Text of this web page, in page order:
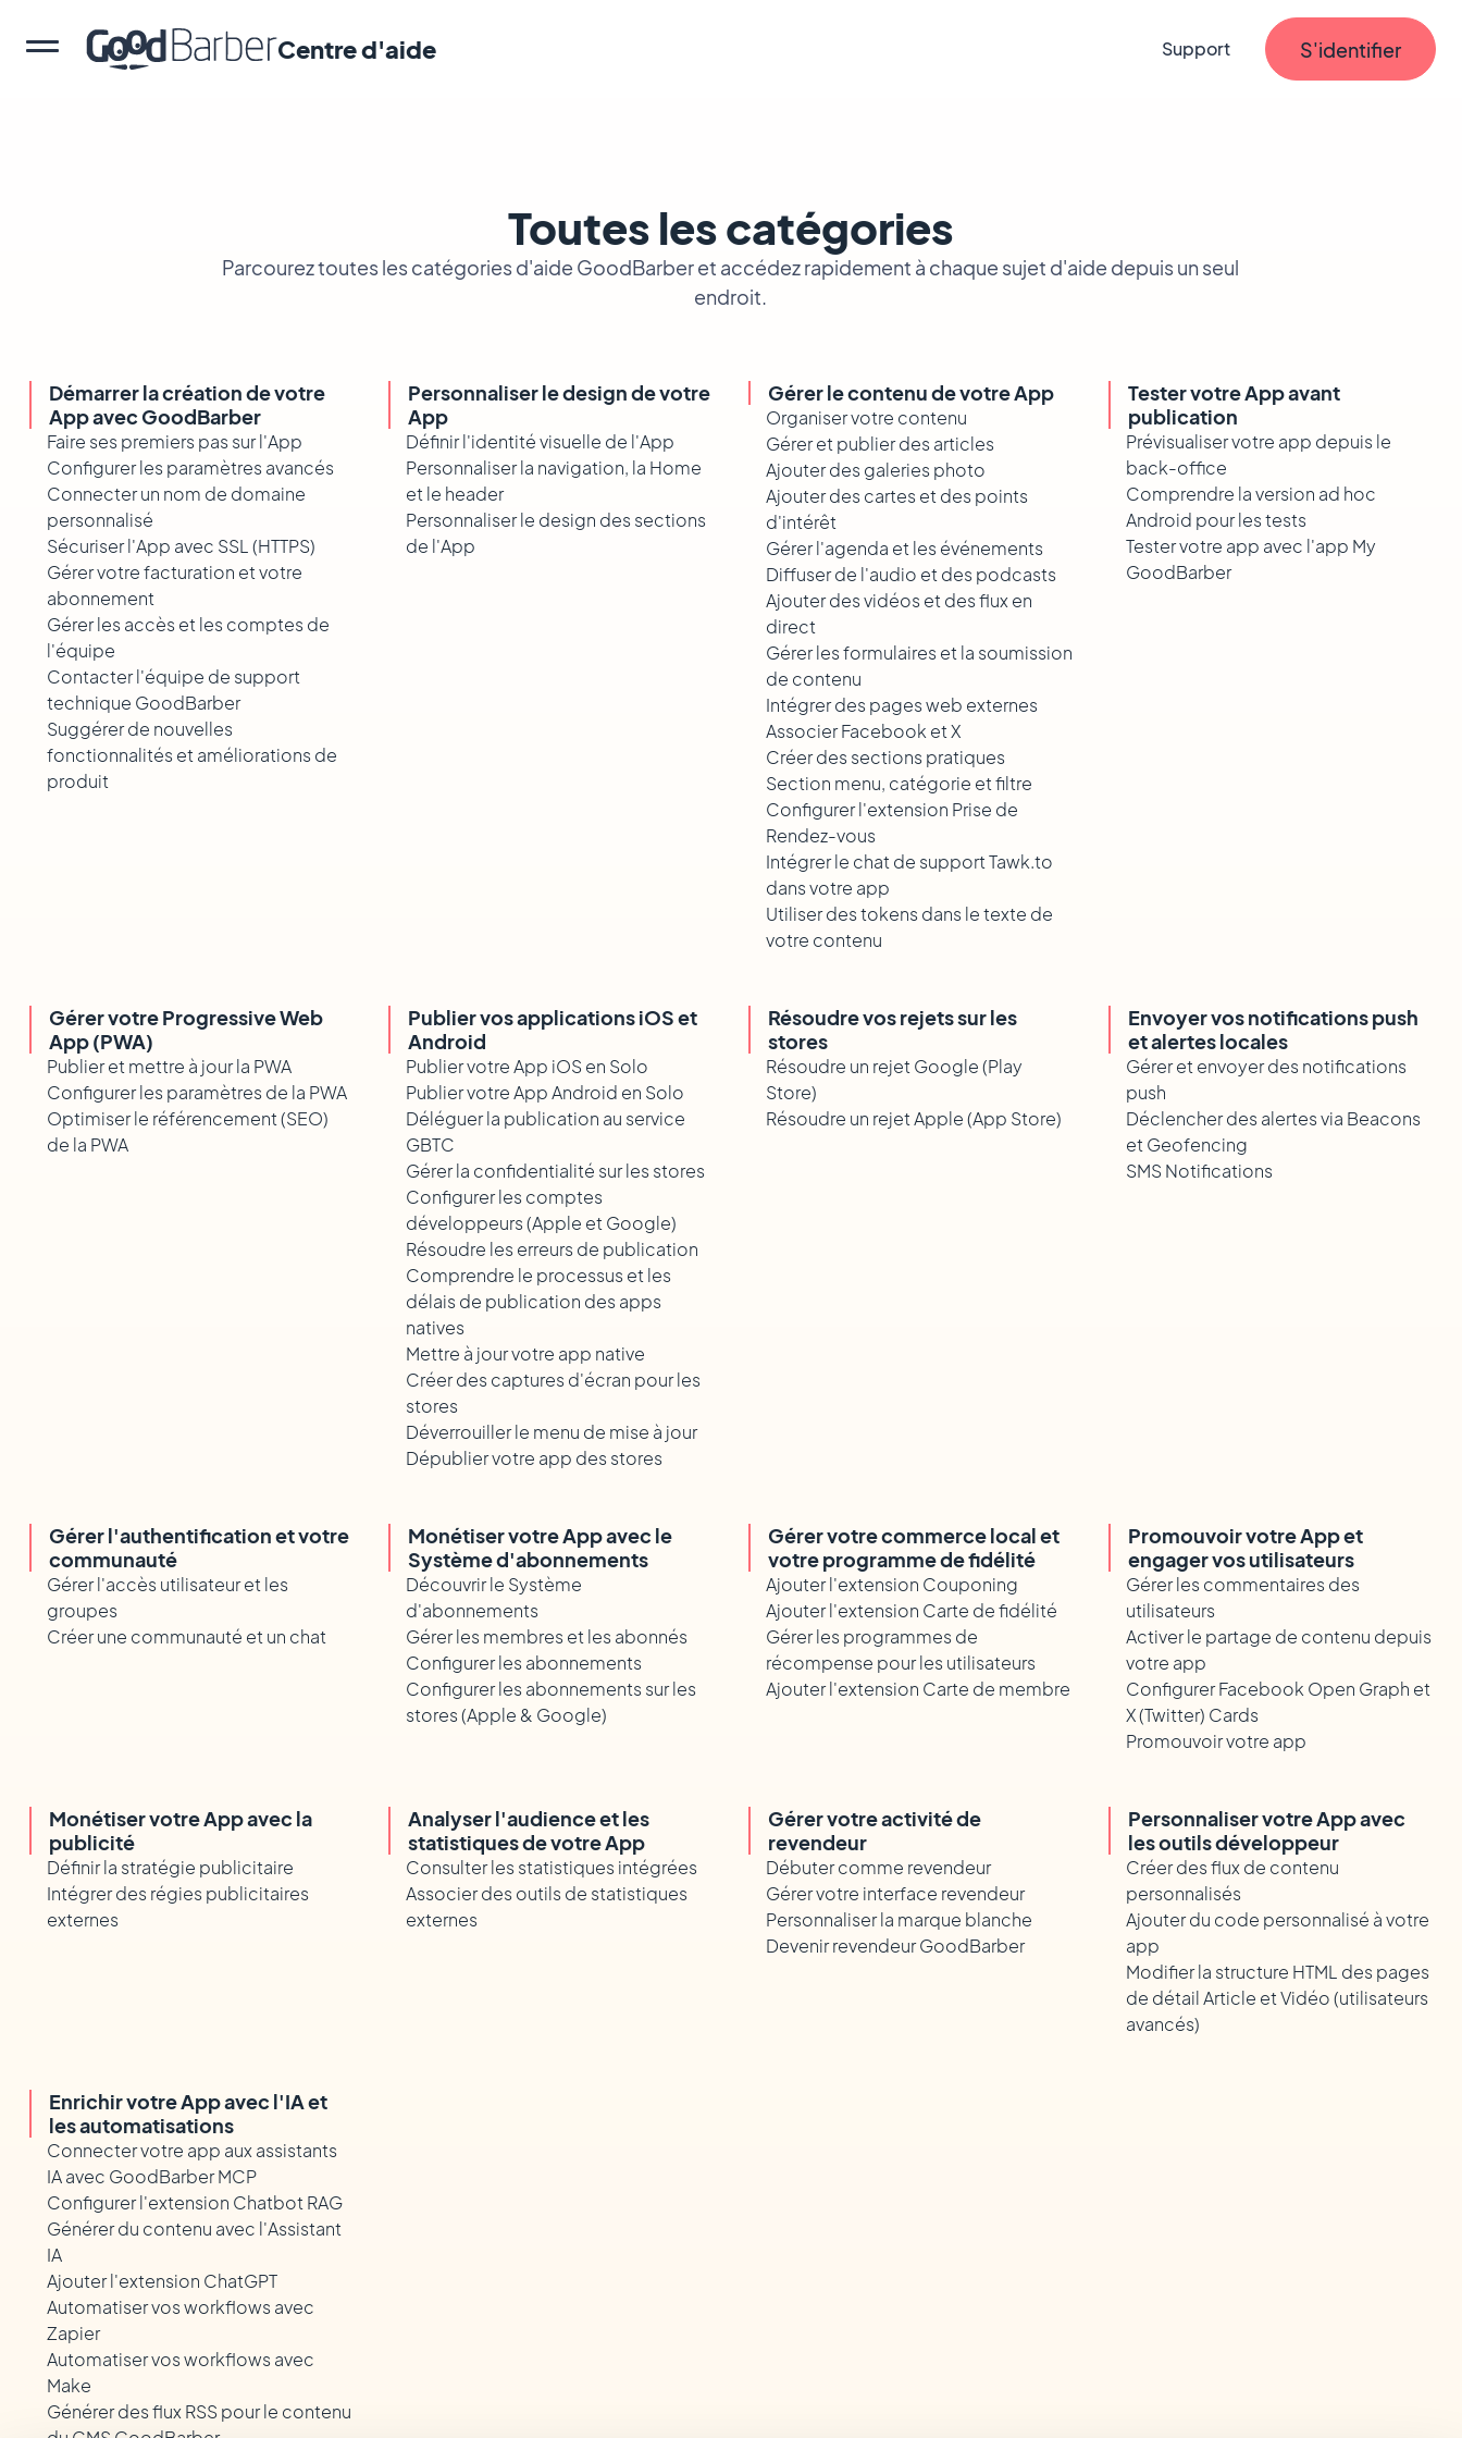
Centre d'aide Support S'identifier
Toutes les catégories
Parcourez toutes les catégories d'aide GoodBarber et accédez rapidement à chaque sujet d'aide depuis un seul
endroit.
Démarrer la création de votre
App avec GoodBarber
Faire ses premiers pas sur l'App
Configurer les paramètres avancés
Connecter un nom de domaine
personnalisé
Sécuriser l'App avec SSL (HTTPS)
Gérer votre facturation et votre
abonnement
Gérer les accès et les comptes de
l'équipe
Contacter l'équipe de support
technique GoodBarber
Suggérer de nouvelles
fonctionnalités et améliorations de
produit
Personnaliser le design de votre
App
Définir l'identité visuelle de l'App
Personnaliser la navigation, la Home
et le header
Personnaliser le design des sections
de l'App
Gérer le contenu de votre App
Organiser votre contenu
Gérer et publier des articles
Ajouter des galeries photo
Ajouter des cartes et des points
d'intérêt
Gérer l'agenda et les événements
Diffuser de l'audio et des podcasts
Ajouter des vidéos et des flux en
direct
Gérer les formulaires et la soumission
de contenu
Intégrer des pages web externes
Associer Facebook et X
Créer des sections pratiques
Section menu, catégorie et filtre
Configurer l'extension Prise de
Rendez-vous
Intégrer le chat de support Tawk.to
dans votre app
Utiliser des tokens dans le texte de
votre contenu
Tester votre App avant
publication
Prévisualiser votre app depuis le
back-office
Comprendre la version ad hoc
Android pour les tests
Tester votre app avec l'app My
GoodBarber
Gérer votre Progressive Web
App (PWA)
Publier et mettre à jour la PWA
Configurer les paramètres de la PWA
Optimiser le référencement (SEO)
de la PWA
Publier vos applications iOS et
Android
Publier votre App iOS en Solo
Publier votre App Android en Solo
Déléguer la publication au service
GBTC
Gérer la confidentialité sur les stores
Configurer les comptes
développeurs (Apple et Google)
Résoudre les erreurs de publication
Comprendre le processus et les
délais de publication des apps
natives
Mettre à jour votre app native
Créer des captures d'écran pour les
stores
Déverrouiller le menu de mise à jour
Dépublier votre app des stores
Résoudre vos rejets sur les
stores
Résoudre un rejet Google (Play
Store)
Résoudre un rejet Apple (App Store)
Envoyer vos notifications push
et alertes locales
Gérer et envoyer des notifications
push
Déclencher des alertes via Beacons
et Geofencing
SMS Notifications
Gérer l'authentification et votre
communauté
Gérer l'accès utilisateur et les
groupes
Créer une communauté et un chat
Monétiser votre App avec le
Système d'abonnements
Découvrir le Système
d'abonnements
Gérer les membres et les abonnés
Configurer les abonnements
Configurer les abonnements sur les
stores (Apple & Google)
Gérer votre commerce local et
votre programme de fidélité
Ajouter l'extension Couponing
Ajouter l'extension Carte de fidélité
Gérer les programmes de
récompense pour les utilisateurs
Ajouter l'extension Carte de membre
Promouvoir votre App et
engager vos utilisateurs
Gérer les commentaires des
utilisateurs
Activer le partage de contenu depuis
votre app
Configurer Facebook Open Graph et
X (Twitter) Cards
Promouvoir votre app
Monétiser votre App avec la
publicité
Définir la stratégie publicitaire
Intégrer des régies publicitaires
externes
Analyser l'audience et les
statistiques de votre App
Consulter les statistiques intégrées
Associer des outils de statistiques
externes
Gérer votre activité de
revendeur
Débuter comme revendeur
Gérer votre interface revendeur
Personnaliser la marque blanche
Devenir revendeur GoodBarber
Personnaliser votre App avec
les outils développeur
Créer des flux de contenu
personnalisés
Ajouter du code personnalisé à votre
app
Modifier la structure HTML des pages
de détail Article et Vidéo (utilisateurs
avancés)
Enrichir votre App avec l'IA et
les automatisations
Connecter votre app aux assistants
IA avec GoodBarber MCP
Configurer l'extension Chatbot RAG
Générer du contenu avec l'Assistant
IA
Ajouter l'extension ChatGPT
Automatiser vos workflows avec
Zapier
Automatiser vos workflows avec
Make
Générer des flux RSS pour le contenu